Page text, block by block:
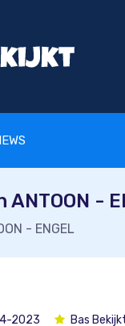
-
- ENGEL
2023 Bas